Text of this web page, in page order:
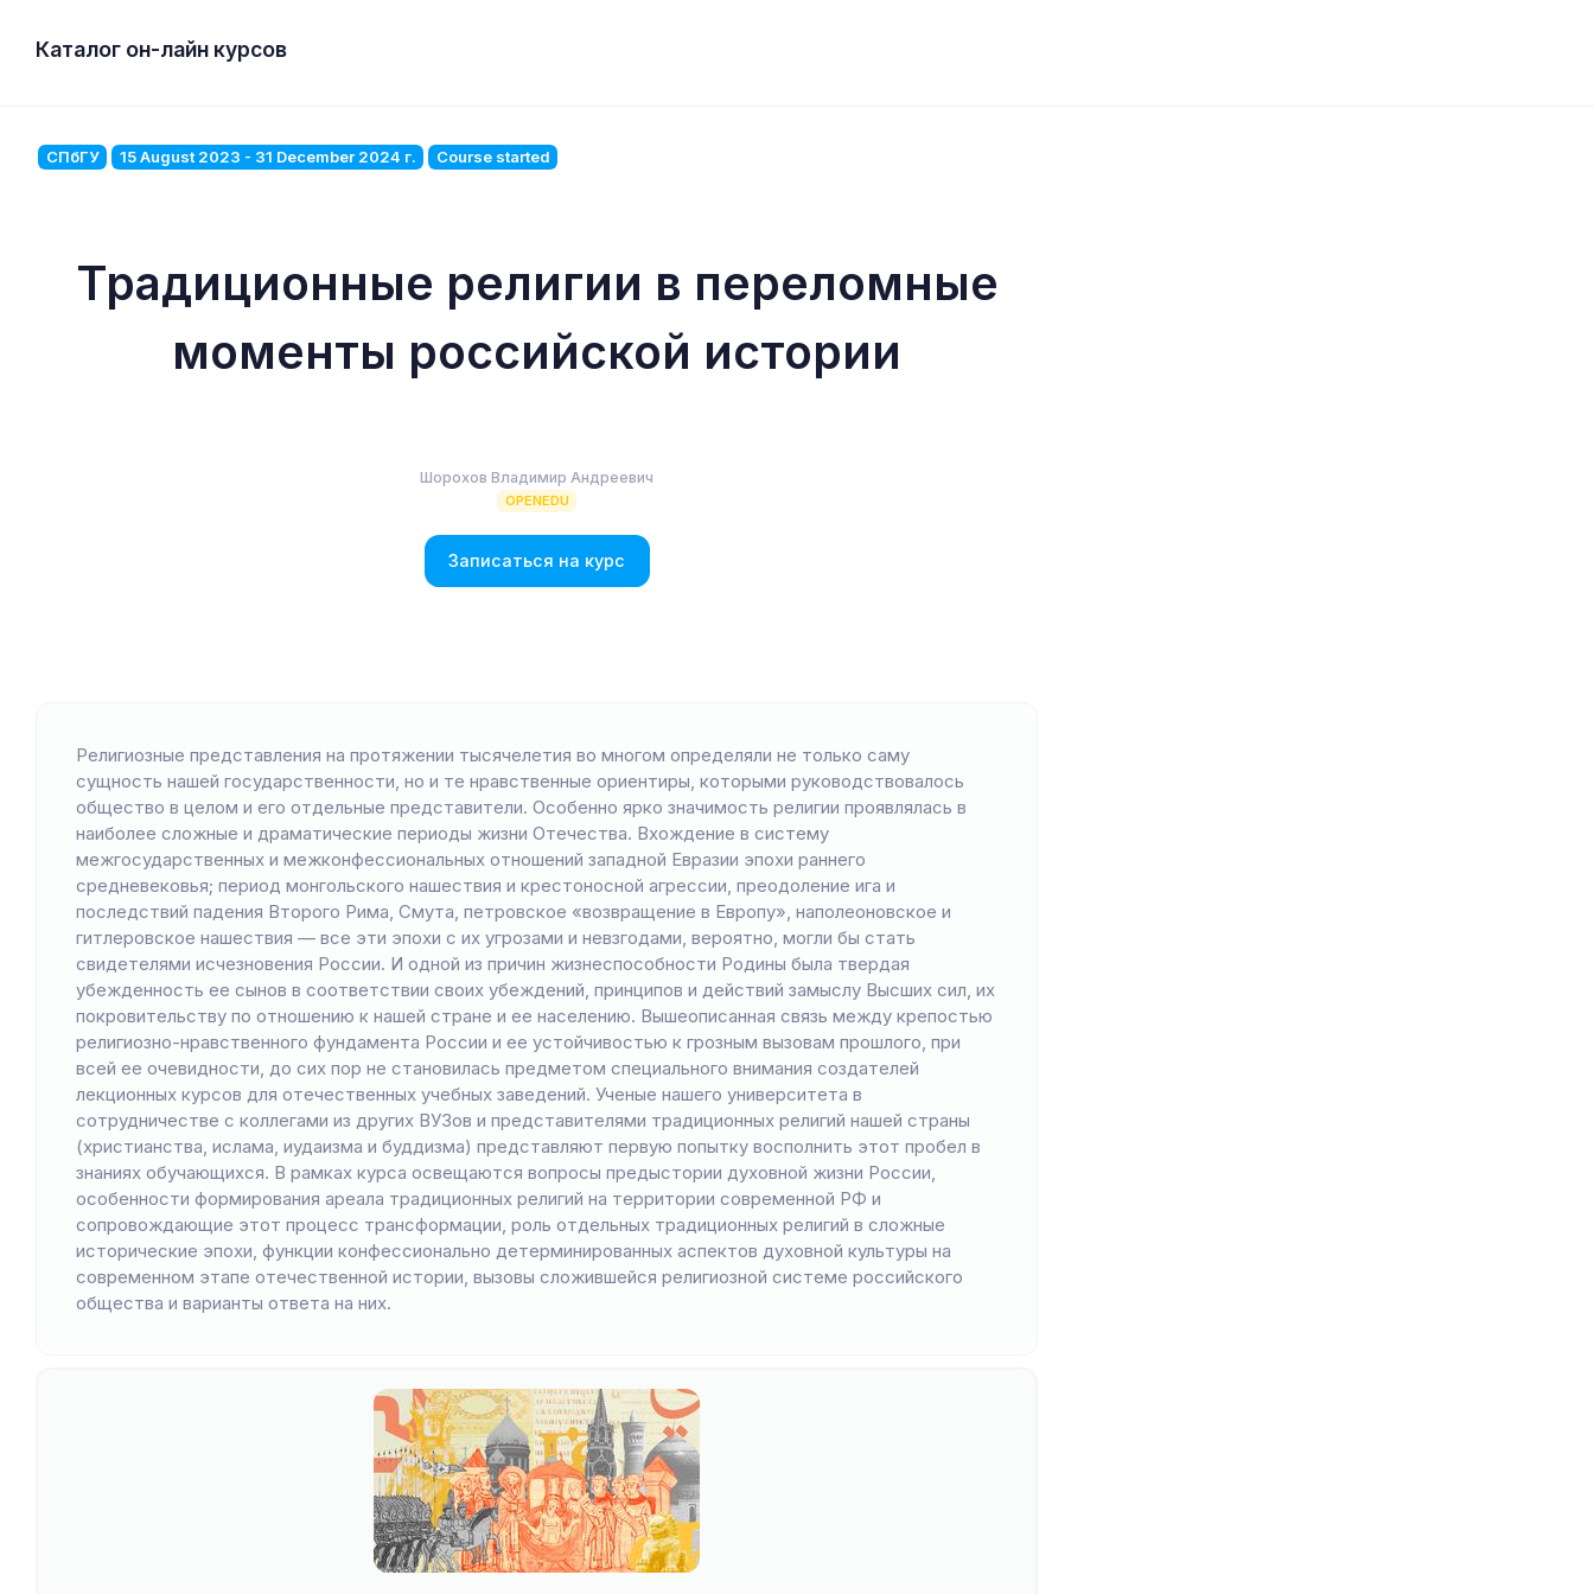
Каталог он-лайн курсов
СПбГУ 15 August 2023 - 31 December 2024 г. Course started
Традиционные религии в переломные
моменты российской истории
Шорохов Владимир Андреевич
OPENEDU
Записаться на курс
Религиозные представления на протяжении тысячелетия во многом определяли не только саму
сущность нашей государственности, но и те нравственные ориентиры, которыми руководствовалось
общество в целом и его отдельные представители. Особенно ярко значимость религии проявлялась в
наиболее сложные и драматические периоды жизни Отечества. Вхождение в систему
межгосударственных и межконфессиональных отношений западной Евразии эпохи раннего
средневековья; период монгольского нашествия и крестоносной агрессии, преодоление ига и
последствий падения Второго Рима, Смута, петровское «возвращение в Европу», наполеоновское и
гитлеровское нашествия — все эти эпохи с их угрозами и невзгодами, вероятно, могли бы стать
свидетелями исчезновения России. И одной из причин жизнеспособности Родины была твердая
убежденность ее сынов в соответствии своих убеждений, принципов и действий замыслу Высших сил, их
покровительству по отношению к нашей стране и ее населению. Вышеописанная связь между крепостью
религиозно-нравственного фундамента России и ее устойчивостью к грозным вызовам прошлого, при
всей ее очевидности, до сих пор не становилась предметом специального внимания создателей
лекционных курсов для отечественных учебных заведений. Ученые нашего университета в
сотрудничестве с коллегами из других ВУЗов и представителями традиционных религий нашей страны
(христианства, ислама, иудаизма и буддизма) представляют первую попытку восполнить этот пробел в
знаниях обучающихся. В рамках курса освещаются вопросы предыстории духовной жизни России,
особенности формирования ареала традиционных религий на территории современной РФ и
сопровождающие этот процесс трансформации, роль отдельных традиционных религий в сложные
исторические эпохи, функции конфессионально детерминированных аспектов духовной культуры на
современном этапе отечественной истории, вызовы сложившейся религиозной системе российского
общества и варианты ответа на них.